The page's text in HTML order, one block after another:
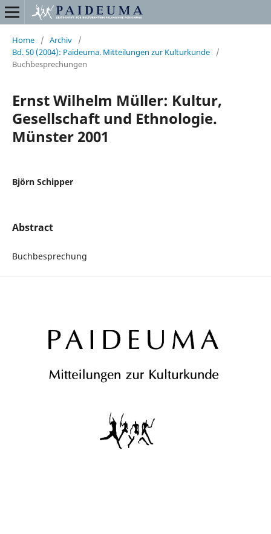
Home / Archiv
/
Bd. 50 (2004): Paideuma. Mitteilungen zur Kulturkunde
/
Buchbesprechungen
Ernst Wilhelm Müller: Kultur,
Gesellschaft und Ethnologie.
Münster 2001
Björn Schipper
Abstract
Buchbesprechung